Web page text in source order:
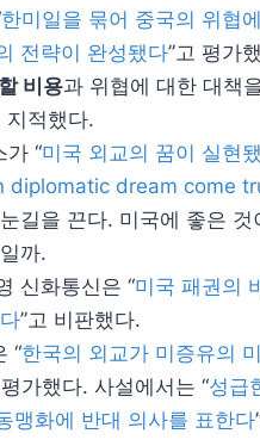
한미일을 묶어 중국의 위협
전략이 완성됐다”고 평가
비용과 위협에 대한 대책
지적했다.
가 “미국 외교의 꿈이 실현
diplomatic dream come
길을 끈다. 미국에 좋은 것
까.
신화통신은 “미국 패권의
”고 비판했다.
“한국의 외교가 미증유의
가했다. 사설에서는 “성급
맹화에 반대 의사를 표한다